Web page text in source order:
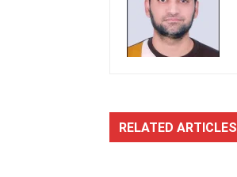
RELATED ARTICLES